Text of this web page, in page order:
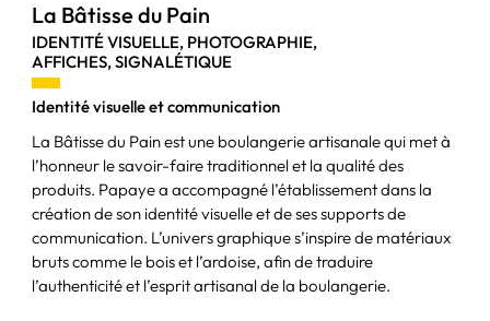
La Bâtisse du Pain
IDENTITÉ VISUELLE, PHOTOGRAPHIE,
AFFICHES, SIGNALÉTIQUE
Identité visuelle et communication
La Bâtisse du Pain est une boulangerie artisanale qui met à
l’honneur le savoir-faire traditionnel et la qualité des
produits. Papaye a accompagné l’établissement dans la
création de son identité visuelle et de ses supports de
communication. L’univers graphique s’inspire de matériaux
bruts comme le bois et l’ardoise, afin de traduire
l’authenticité et l’esprit artisanal de la boulangerie.